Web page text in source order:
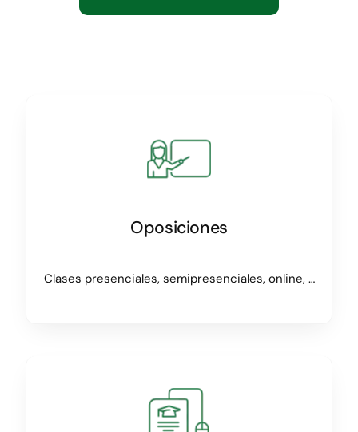
Oposiciones
Clases presenciales, semipresenciales, online, …